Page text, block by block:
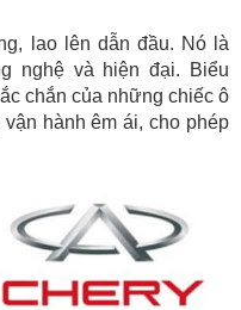
lao lên dẫn đầu. Nó là
nghệ và hiện đại. Biểu
chắn của những chiếc ô
hành êm ái, cho phép